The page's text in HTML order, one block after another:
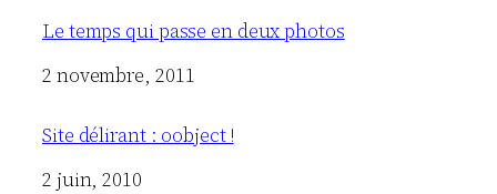
Le temps qui passe en deux photos
Date
2 novembre, 2011
Site délirant : oobject !
Date
2 juin, 2010